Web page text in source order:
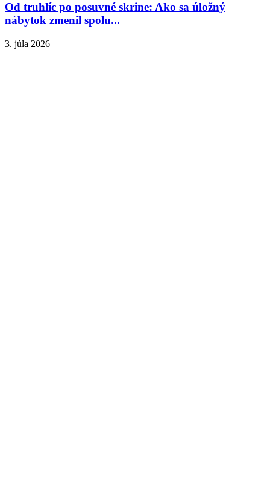
Od truhlíc po posuvné skrine: Ako sa úložný
nábytok zmenil spolu...
3. júla 2026